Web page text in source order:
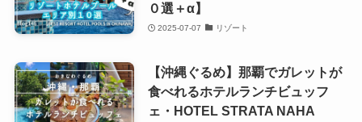
０選＋α】
2025-07-07 リゾート
【沖縄ぐるめ】那覇でガレットが
食べれるホテルランチビュッフ
ェ・HOTEL STRATA NAHA